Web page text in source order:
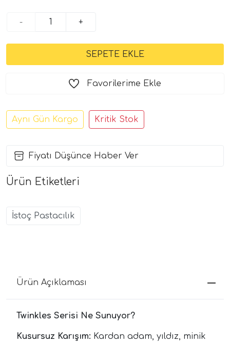
- +
Favorilerime Ekle
Aynı Gün Kargo Kritik Stok
Fiyatı Düşünce Haber Ver
Ürün Etiketleri
İstoç Pastacılık
Ürün Açıklaması
Twinkles Serisi Ne Sunuyor?
Kusursuz Karışım: Kardan adam, yıldız, minik